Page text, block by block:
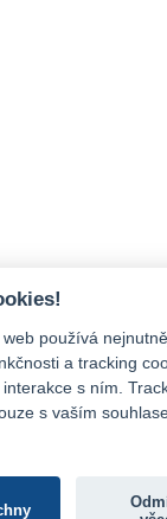
používá
a tracking
s ním.
s vaším